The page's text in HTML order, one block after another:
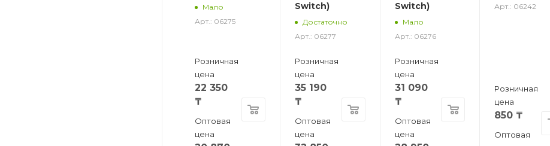
Мало
Арт.: 06275
Розничная
цена
22 350
₸
Оптовая
цена
Switch)
Достаточно
Арт.: 06277
Розничная
цена
35 190
₸
Оптовая
цена
Switch)
Мало
Арт.: 06276
Розничная
цена
31 090
₸
Оптовая
цена
Арт.: 06242
Розничная
цена
850 ₸
Оптовая